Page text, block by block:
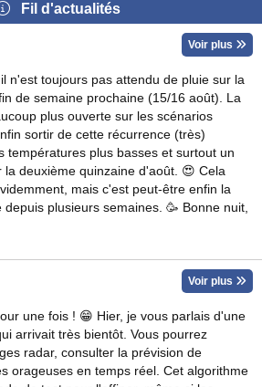
Fil d'actualités
Voir plus
n'est toujours pas attendu de pluie sur la
de semaine prochaine (15/16 août). La
plus ouverte sur les scénarios
sortir de cette récurrence (très)
températures plus basses et surtout un
la deuxième quinzaine d'août. 😍 Cela
mais c'est peut-être enfin la
plusieurs semaines. 🥳 Bonne nuit,
Voir plus
une fois ! 😁 Hier, je vous parlais d'une
arrivait très bientôt. Vous pourrez
radar, consulter la prévision de
orageuses en temps réel. Cet algorithme